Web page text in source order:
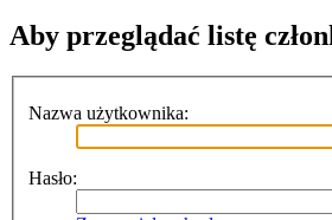
Aby przeglądać listę
Nazwa użytkownika:
Hasło: